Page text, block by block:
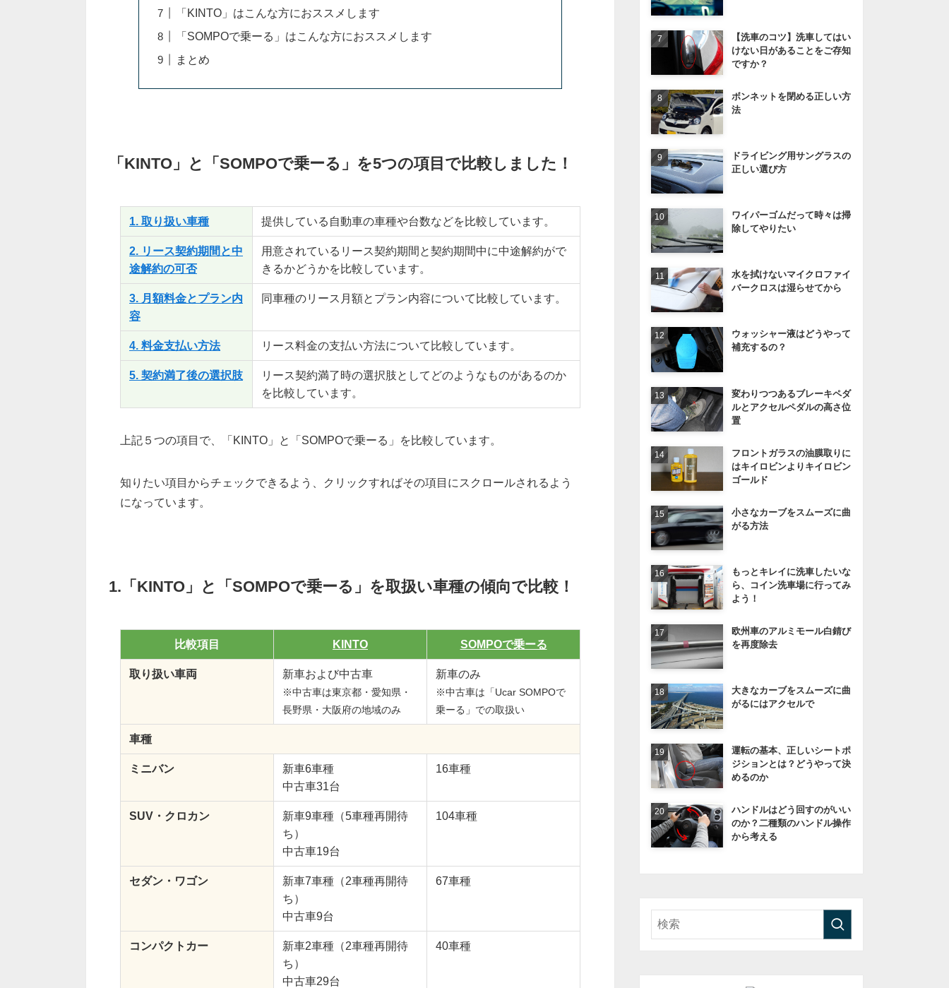
「KINTO」はこんな方におススメします
「SOMPOで乗ーる」はこんな方におススメします
まとめ
「KINTO」と「SOMPOで乗ーる」を5つの項目で比較しました！
1. 取り扱い車種 提供している自動車の車種や台数などを比較しています。
2. リース契約期間と中
途解約の可否
用意されているリース契約期間と契約期間中に中途解約がで
きるかどうかを比較しています。
3. 月額料金とプラン内
容
同車種のリース月額とプラン内容について比較しています。
4. 料金支払い方法 リース料金の支払い方法について比較しています。
5. 契約満了後の選択肢
リース契約満了時の選択肢としてどのようなものがあるのか
を比較しています。
上記５つの項目で、「KINTO」と「SOMPOで乗ーる」を比較しています。
知りたい項目からチェックできるよう、クリックすればその項目にスクロールされるよう
になっています。
1.「KINTO」と「SOMPOで乗ーる」を取扱い車種の傾向で比較！
比較項目 KINTO SOMPOで乗ーる
取り扱い車両 新車および中古車
※中古車は東京都・愛知県・
長野県・大阪府の地域のみ
新車のみ
※中古車は「Ucar SOMPOで
乗ーる」での取扱い
車種
ミニバン
新車6車種
中古車31台
16車種
SUV・クロカン
新車9車種（5車種再開待
ち）
中古車19台
104車種
セダン・ワゴン
新車7車種（2車種再開待
ち）
中古車9台
67車種
コンパクトカー
新車2車種（2車種再開待
ち）
中古車29台
40車種
【洗車のコツ】洗車してはい
けない日があることをご存知
ですか？
ボンネットを閉める正しい方
法
ドライビング用サングラスの
正しい選び方
ワイパーゴムだって時々は掃
除してやりたい
水を拭けないマイクロファイ
バークロスは湿らせてから
ウォッシャー液はどうやって
補充するの？
変わりつつあるブレーキペダ
ルとアクセルペダルの高さ位
置
フロントガラスの油膜取りに
はキイロビンよりキイロビン
ゴールド
小さなカーブをスムーズに曲
がる方法
もっとキレイに洗車したいな
ら、コイン洗車場に行ってみ
よう！
欧州車のアルミモール白錆び
を再度除去
大きなカーブをスムーズに曲
がるにはアクセルで
運転の基本、正しいシートポ
ジションとは？どうやって決
めるのか
ハンドルはどう回すのがいい
のか？二種類のハンドル操作
から考える